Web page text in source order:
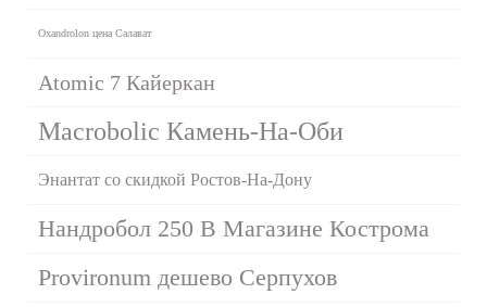
Oxandrolon цена Салават
Atomic 7 Кайеркан
Macrobolic Камень-На-Оби
Энантат со скидкой Ростов-На-Дону
Нандробол 250 В Магазине Кострома
Provironum дешево Серпухов